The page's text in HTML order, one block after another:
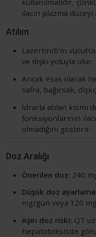
ilacın plazma
Atılım
Lazertinib’in
ve dışkı yoluyla olur.
Ancak esas olarak
safra, bağırsak,
İdrarla atılan kısmı
fonksiyonlarının
olmadığını gösterir.
Doz Aralığı
Önerilen doz: 240
Düşük doz
mg/gün veya 120
Aşırı doz riski: QT
hepatotoksisite